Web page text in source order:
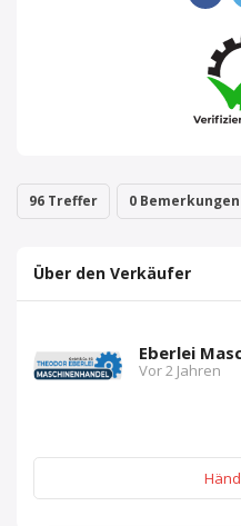
96 Treffer 0 Bemerkungen
Über den Verkäufer
Eberlei
Vor 2 Jahren